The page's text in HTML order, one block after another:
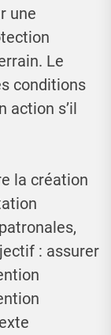
une
Le
conditions
action s’il
la création
: assurer